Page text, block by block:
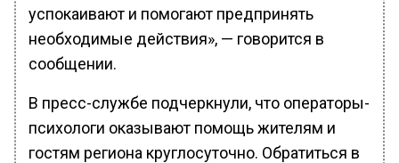
успокаивают и помогают предпринять
необходимые действия», — говорится в
сообщении.
В пресс-службе подчеркнули, что операторы-
психологи оказывают помощь жителям и
гостям региона круглосуточно. Обратиться в